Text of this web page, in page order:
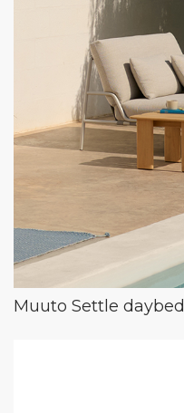
Muuto Settle daybed